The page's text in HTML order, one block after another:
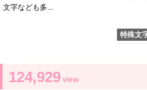
文字なども多...
特殊文
124,929 view